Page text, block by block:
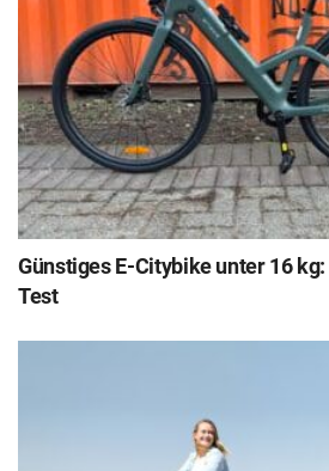
Günstiges E-Citybike unter 16
Test